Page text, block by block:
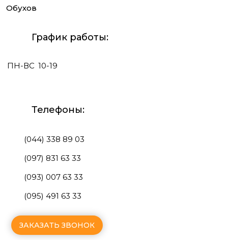
Обухов
График работы:
ПН-ВС 10-19
Телефоны:
(044) 338 89 03
(097) 831 63 33
(093) 007 63 33
(095) 491 63 33
ЗАКАЗАТЬ ЗВОНОК